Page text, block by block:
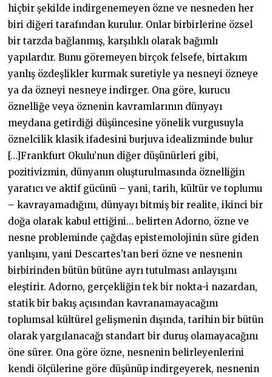
hiçbir şekilde indirgenemeyen özne ve nesneden her
biri diğeri tarafından kurulur. Onlar birbirlerine özsel
bir tarzda bağlanmış, karşılıklı olarak bağımlı
yapılardır. Bunu göremeyen birçok felsefe, birtakım
yanlış özdeşlikler kurmak suretiyle ya nesneyi özneye
ya da özneyi nesneye indirger. Ona göre, kurucu
öznelliğe veya öznenin kavramlarının dünyayı
meydana getirdiği düşüncesine yönelik vurgusuyla
öznelcilik klasik ifadesini burjuva idealizminde bulur
[…]Frankfurt Okulu’nun diğer düşünürleri gibi,
pozitivizmin, dünyanın oluşturulmasında öznelliğin
yaratıcı ve aktif gücünü – yani, tarih, kültür ve toplumu
– kavrayamadığını, dünyayı bitmiş bir realite, ikinci bir
doğa olarak kabul ettiğini… belirten Adorno, özne ve
nesne probleminde çağdaş epistemolojinin süre giden
yanlışını, yani Descartes’tan beri özne ve nesnenin
birbirinden bütün bütüne ayrı tutulması anlayışını
eleştirir. Adorno, gerçekliğin tek bir nokta-i nazardan,
statik bir bakış açısından kavranamayacağını
toplumsal kültürel gelişmenin dışında, tarihin bir bütün
olarak yargılanacağı standart bir duruş olamayacağını
öne sürer. Ona göre özne, nesnenin belirleyenlerini
kendi ölçülerine göre düşünüp indirgeyerek, nesnenin